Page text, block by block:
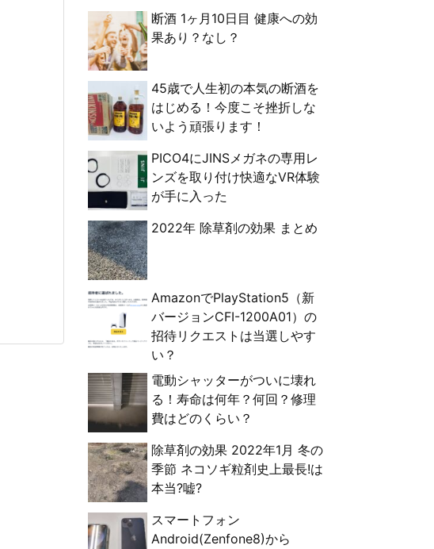
断酒 1ヶ月10日目 健康への効
果あり？なし？
45歳で人生初の本気の断酒を
はじめる！今度こそ挫折しな
いよう頑張ります！
PICO4にJINSメガネの専用レ
ンズを取り付け快適なVR体験
が手に入った
2022年 除草剤の効果 まとめ
AmazonでPlayStation5（新
バージョンCFI-1200A01）の
招待リクエストは当選しやす
い？
電動シャッターがついに壊れ
る！寿命は何年？何回？修理
費はどのくらい？
除草剤の効果 2022年1月 冬の
季節 ネコソギ粒剤史上最長!は
本当?嘘?
スマートフォン
Android(Zenfone8)から